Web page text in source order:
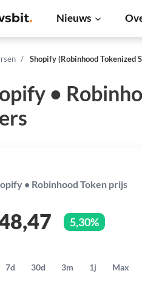
Nieuws
Shopify (Robinhood Tokenized
•
• Robinhood Token prijs
5,30%
7d 30d 3m 1j Max